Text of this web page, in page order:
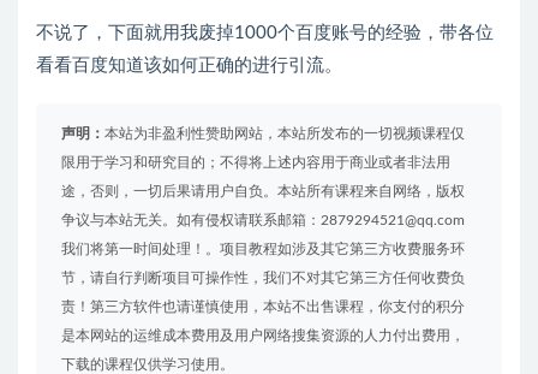
不说了，下面就用我废掉1000个百度账号的经验，带各位
看看百度知道该如何正确的进行引流。
声明： 本站为非盈利性赞助网站，本站所发布的一切视频课程仅
限用于学习和研究目的；不得将上述内容用于商业或者非法用
途，否则，一切后果请用户自负。本站所有课程来自网络，版权
争议与本站无关。如有侵权请联系邮箱：2879294521@qq.com
我们将第一时间处理！。项目教程如涉及其它第三方收费服务环
节，请自行判断项目可操作性，我们不对其它第三方任何收费负
责！第三方软件也请谨慎使用，本站不出售课程，你支付的积分
是本网站的运维成本费用及用户网络搜集资源的人力付出费用，
下载的课程仅供学习使用。